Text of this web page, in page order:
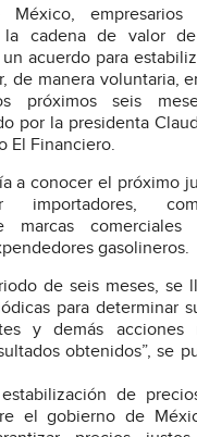
empresarios
la cadena de valor
acuerdo para
de manera voluntaria,
próximos seis
por la presidenta
El Financiero.
a conocer el próximo
importadores,
marcas comerciales
gasolineros.
de seis meses, se
para determinar
y demás acciones
obtenidos”, se
de
el gobierno de